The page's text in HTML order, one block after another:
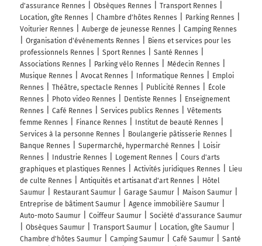
d'assurance Rennes
Obsèques Rennes
Transport Rennes
Location, gîte Rennes
Chambre d'hôtes Rennes
Parking Rennes
Voiturier Rennes
Auberge de jeunesse Rennes
Camping Rennes
Organisation d'événements Rennes
Biens et services pour les
professionnels Rennes
Sport Rennes
Santé Rennes
Associations Rennes
Parking vélo Rennes
Médecin Rennes
Musique Rennes
Avocat Rennes Informatique Rennes
Emploi
Rennes
Théâtre, spectacle Rennes Publicité Rennes
École
Rennes
Photo video Rennes Dentiste Rennes
Enseignement
Rennes
Café Rennes Services publics Rennes
Vêtements
femme Rennes
Finance Rennes
Institut de beauté Rennes
Services à la personne Rennes
Boulangerie pâtisserie Rennes
Banque Rennes
Supermarché, hypermarché Rennes
Loisir
Rennes
Industrie Rennes Logement Rennes
Cours d'arts
graphiques et plastiques Rennes
Activités juridiques Rennes
Lieu
de culte Rennes
Antiquités et artisanat d'art Rennes
Hôtel
Saumur
Restaurant Saumur Garage Saumur
Maison Saumur
Entreprise de bâtiment Saumur
Agence immobilière Saumur
Auto-moto Saumur
Coiffeur Saumur
Société d'assurance Saumur
Obsèques Saumur
Transport Saumur
Location, gîte Saumur
Chambre d'hôtes Saumur
Camping Saumur Café Saumur
Santé